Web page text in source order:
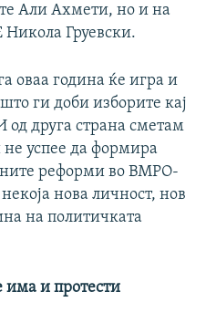
Али Ахмети, но и на
Груевски.
оваа година ќе игра и
ги доби изборите кај
друга страна сметам
не успее да формира
реформи во ВМРО-
нова личност, нов
на политичката
има и протести